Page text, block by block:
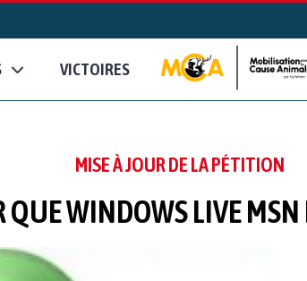
VICTOIRES
MISE À JOUR DE LA PÉTITION
QUE WINDOWS LIVE